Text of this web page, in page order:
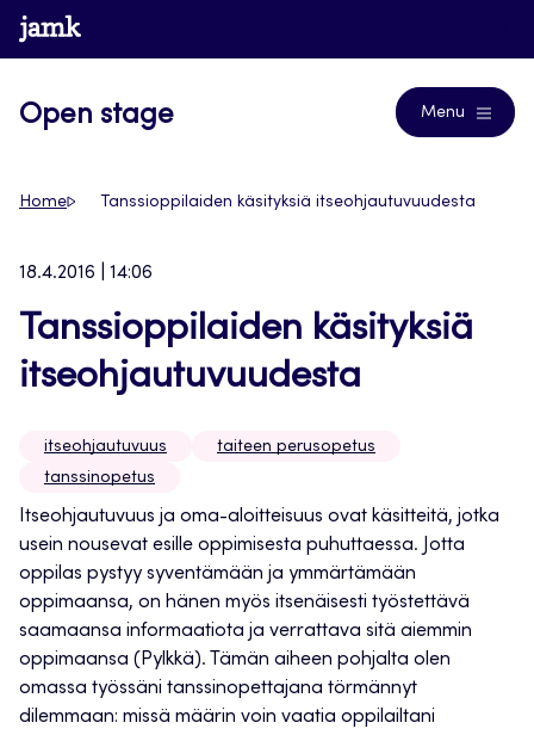
Siirry
suoraan
www.jamk.fi
Open stage Menu
Home Tanssioppilaiden käsityksiä itseohjautuvuudesta
18.4.2016 | 14:06
Tanssioppilaiden käsityksiä
itseohjautuvuudesta
itseohjautuvuus
taiteen perusopetus
tanssinopetus
Itseohjautuvuus ja oma-aloitteisuus ovat käsitteitä, jotka
usein nousevat esille oppimisesta puhuttaessa. Jotta
oppilas pystyy syventämään ja ymmärtämään
oppimaansa, on hänen myös itsenäisesti työstettävä
saamaansa informaatiota ja verrattava sitä aiemmin
oppimaansa (Pylkkä). Tämän aiheen pohjalta olen
omassa työssäni tanssinopettajana törmännyt
dilemmaan: missä määrin voin vaatia oppilailtani